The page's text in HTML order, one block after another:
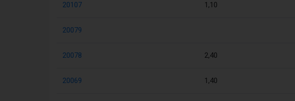
20107 1,10
20079
20078 2,40
20069 1,40